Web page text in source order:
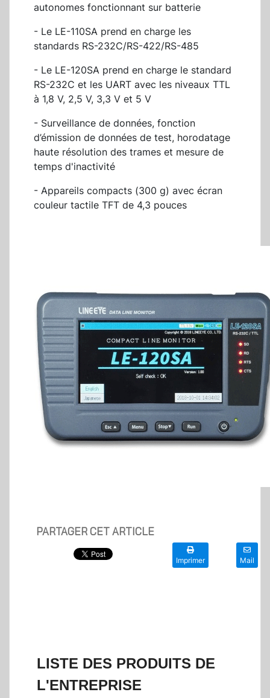
autonomes fonctionnant sur batterie
- Le LE-110SA prend en charge les
standards RS-232C/RS-422/RS-485
- Le LE-120SA prend en charge le standard
RS-232C et les UART avec les niveaux TTL
à 1,8 V, 2,5 V, 3,3 V et 5 V
- Surveillance de données, fonction
d’émission de données de test, horodatage
haute résolution des trames et mesure de
temps d'inactivité
- Appareils compacts (300 g) avec écran
couleur tactile TFT de 4,3 pouces
PARTAGER CET ARTICLE
Imprimer Mail
LISTE DES PRODUITS DE
L'ENTREPRISE